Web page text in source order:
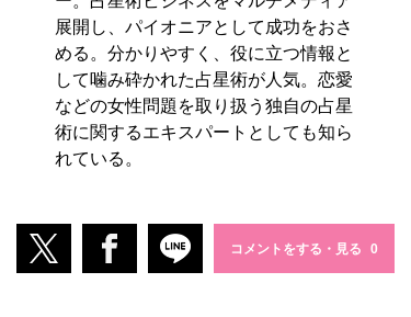
展開し、パイオニアとして成功をおさ
める。分かりやすく、役に立つ情報と
して噛み砕かれた占星術が人気。恋愛
などの女性問題を取り扱う独自の占星
術に関するエキスパートとしても知ら
れている。
コメントをする・見る